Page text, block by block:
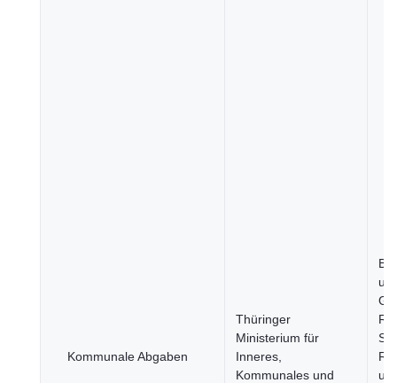
Kommunale Abgaben
Thüringer
Ministerium für
Inneres,
Kommunales und